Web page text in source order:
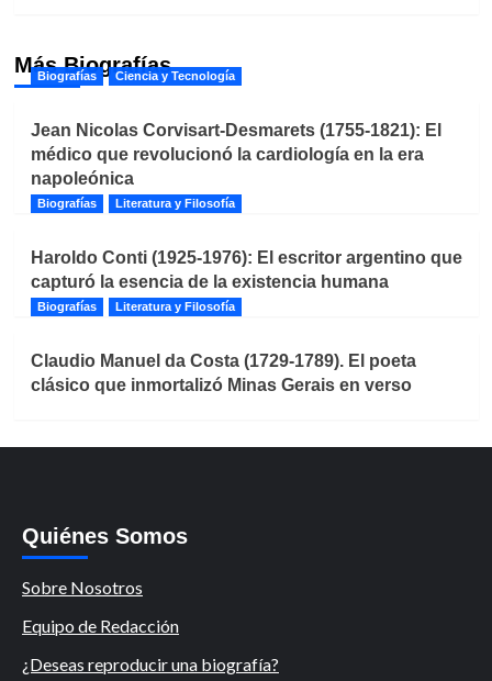
Más Biografías
Biografías Ciencia y Tecnología
Jean Nicolas Corvisart-Desmarets (1755-1821): El
médico que revolucionó la cardiología en la era
napoleónica
Biografías Literatura y Filosofía
Haroldo Conti (1925-1976): El escritor argentino que
capturó la esencia de la existencia humana
Biografías Literatura y Filosofía
Claudio Manuel da Costa (1729-1789). El poeta
clásico que inmortalizó Minas Gerais en verso
Quiénes Somos
Sobre Nosotros
Equipo de Redacción
¿Deseas reproducir una biografía?